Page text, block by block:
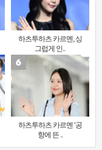
하츠투하츠 카르멘, 싱
그럽게 인..
하츠투하츠 카르멘 ‘공
항에 뜬 ..